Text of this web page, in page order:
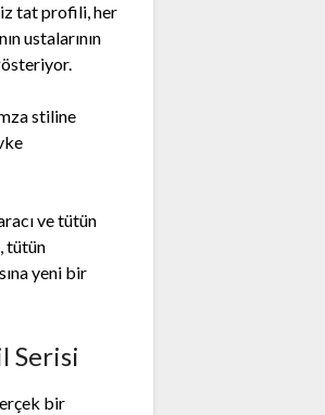
tat profili, her
ustalarının
stiline
ve tütün
tütün
yeni bir
Serisi
bir